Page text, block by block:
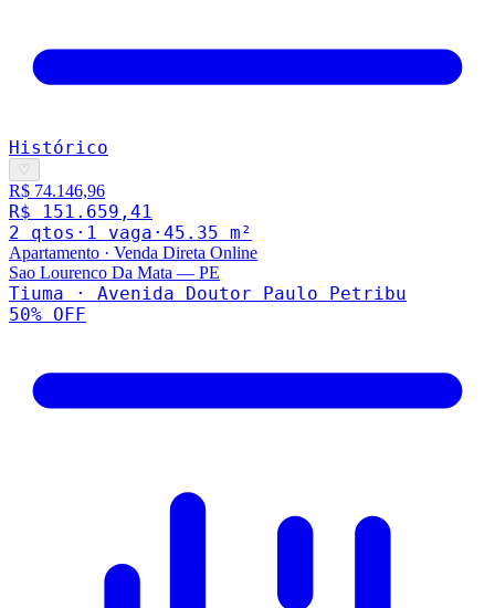
Histórico
♡
R$ 74.146,96
R$ 151.659,41
2 qtos · 1 vaga · 45.35 m²
Apartamento · Venda Direta Online
Sao Lourenco Da Mata — PE
Tiuma · Avenida Doutor Paulo Petribu
50% OFF